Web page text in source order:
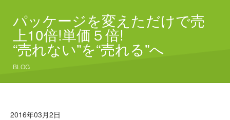
パッケージを変えただけで売
上10倍!単価５倍!
“売れない”を“売れる”へ
BLOG
2016年03月2日